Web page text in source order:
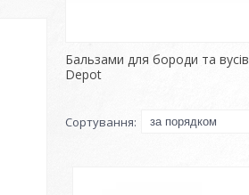
Бальзами для бороди та вусів
Depot